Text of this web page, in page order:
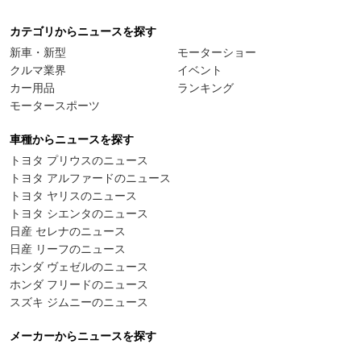
カテゴリからニュースを探す
新車・新型
クルマ業界
カー用品
モータースポーツ
モーターショー
イベント
ランキング
車種からニュースを探す
トヨタ プリウスのニュース
トヨタ アルファードのニュース
トヨタ ヤリスのニュース
トヨタ シエンタのニュース
日産 セレナのニュース
日産 リーフのニュース
ホンダ ヴェゼルのニュース
ホンダ フリードのニュース
スズキ ジムニーのニュース
メーカーからニュースを探す